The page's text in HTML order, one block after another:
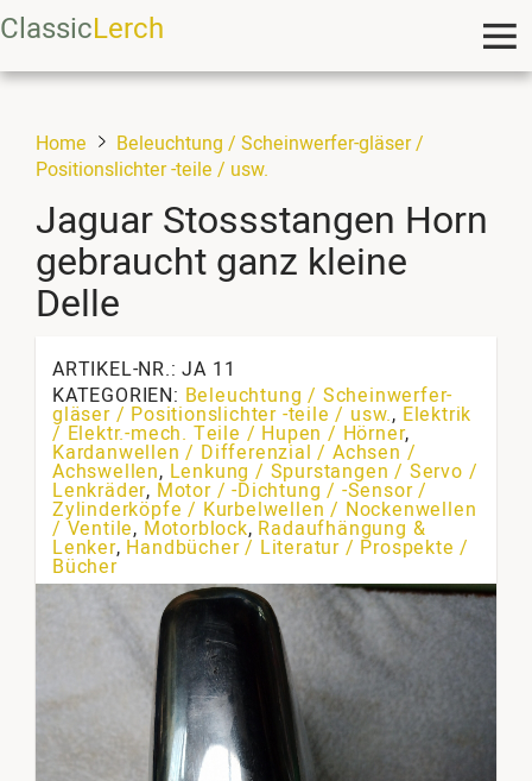
ClassicLerch
Home
Beleuchtung / Scheinwerfer-gläser /
Positionslichter -teile / usw.
Jaguar Stossstangen Horn
gebraucht ganz kleine
Delle
ARTIKEL-NR.: JA 11
KATEGORIEN: Beleuchtung / Scheinwerfer-
gläser / Positionslichter -teile / usw., Elektrik
/ Elektr.-mech. Teile / Hupen / Hörner,
Kardanwellen / Differenzial / Achsen /
Achswellen, Lenkung / Spurstangen / Servo /
Lenkräder, Motor / -Dichtung / -Sensor /
Zylinderköpfe / Kurbelwellen / Nockenwellen
/ Ventile, Motorblock, Radaufhängung &
Lenker, Handbücher / Literatur / Prospekte /
Bücher